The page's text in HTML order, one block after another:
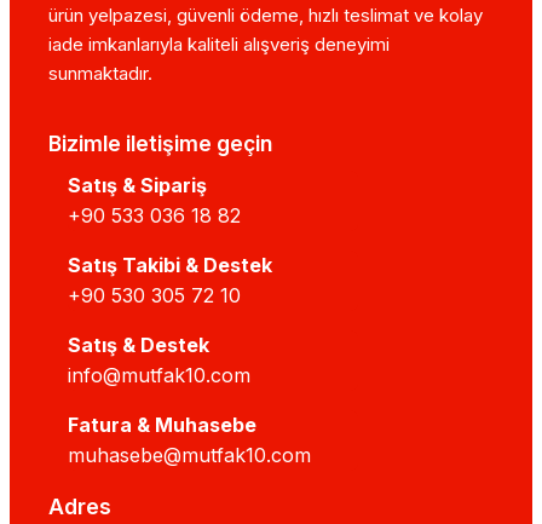
ürün yelpazesi, güvenli ödeme, hızlı teslimat ve kolay
iade imkanlarıyla kaliteli alışveriş deneyimi
sunmaktadır.
Bizimle iletişime geçin
Satış & Sipariş
+90 533 036 18 82
Satış Takibi & Destek
+90 530 305 72 10
Satış & Destek
info@mutfak10.com
Fatura & Muhasebe
muhasebe@mutfak10.com
Adres